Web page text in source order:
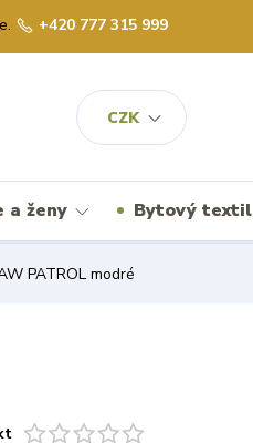
CZK
+420 777 315 999
a ženy Bytový textil
PATROL modré